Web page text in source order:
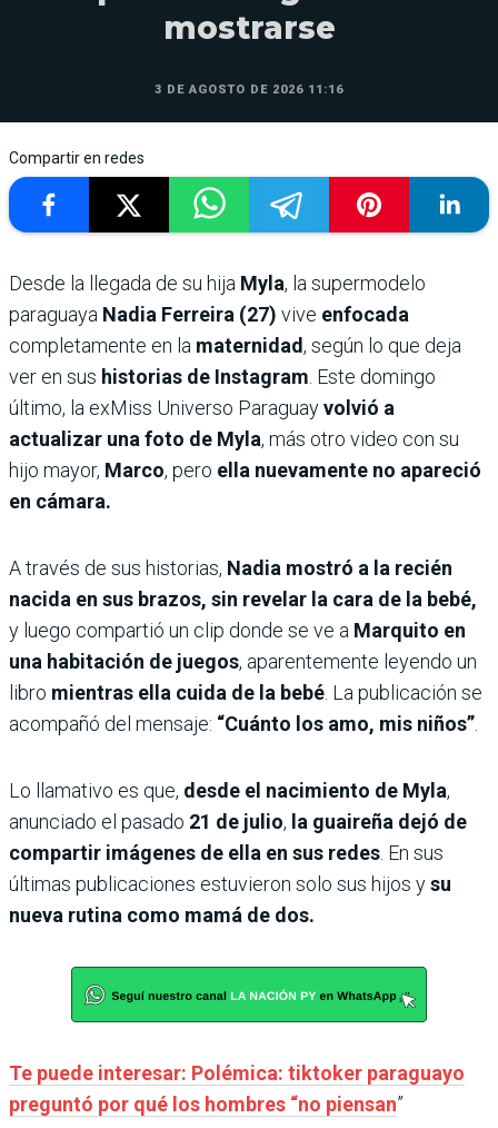
mostrarse
3 DE AGOSTO DE 2026 11:16
Compartir en redes
Desde la llegada de su hija Myla, la supermodelo
paraguaya Nadia Ferreira (27) vive enfocada
completamente en la maternidad, según lo que deja
ver en sus historias de Instagram. Este domingo
último, la exMiss Universo Paraguayvolvió a
actualizar una foto de Myla, más otro video con su
hijo mayor, Marco, pero ella nuevamente no apareció
en cámara.
A través de sus historias, Nadia mostró a la recién
nacida en sus brazos, sin revelar la cara de la bebé,
y luego compartió un clip donde se ve a Marquito en
una habitación de juegos, aparentemente leyendo un
libro mientras ella cuida de la bebé. La publicación se
acompañó del mensaje: “Cuánto los amo, mis niños”.
Lo llamativo es que, desde el nacimiento de Myla,
anunciado el pasado 21 de julio, la guaireña dejó de
compartir imágenes de ella en sus redes. En sus
últimas publicaciones estuvieron solo sus hijos ysu
nueva rutina como mamá de dos.
Te puede interesar: Polémica: tiktoker paraguayo
preguntó por qué los hombres “no piensan”